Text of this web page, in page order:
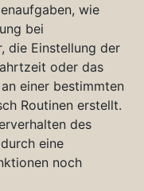
wie
bei
die Einstellung der
oder das
einer bestimmten
Routinen erstellt.
des
eine
noch